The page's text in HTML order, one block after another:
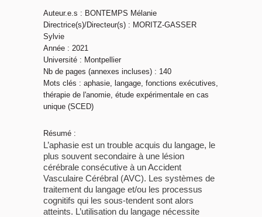
Auteur.e.s : BONTEMPS Mélanie
Directrice(s)/Directeur(s) : MORITZ-GASSER
Sylvie
Année : 2021
Université : Montpellier
Nb de pages (annexes incluses) : 140
Mots clés : aphasie, langage, fonctions exécutives,
thérapie de l'anomie, étude expérimentale en cas
unique (SCED)
Résumé :
L’aphasie est un trouble acquis du langage, le
plus souvent secondaire à une lésion
cérébrale consécutive à un Accident
Vasculaire Cérébral (AVC). Les systèmes de
traitement du langage et/ou les processus
cognitifs qui les sous-tendent sont alors
atteints. L’utilisation du langage nécessite